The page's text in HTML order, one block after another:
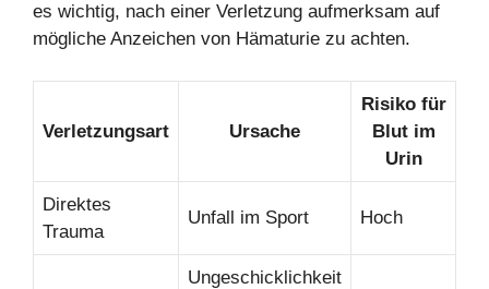
es wichtig, nach einer Verletzung aufmerksam auf
mögliche Anzeichen von Hämaturie zu achten.
Verletzungsart Ursache
Risiko für
Blut im
Urin
Direktes
Trauma
Unfall im Sport Hoch
Ungeschicklichkeit